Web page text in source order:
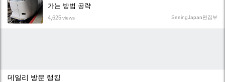
가는 방법 공략
4,625views SeeingJapan편집부
데일리 방문 랭킹